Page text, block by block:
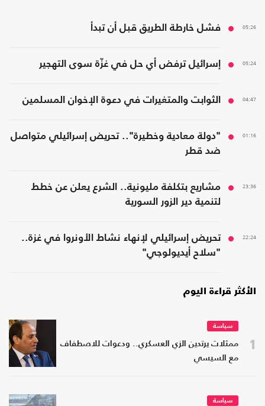
05:26 فشل خارطة الطريق قبل أن تبدأ
05:24 إسرائيل ترفض أي حل في غزّة سوى التهجير
04:47 الثوابت والمتغيرات في دعوة الإخوان المسلمين
01:16
"دولة معادية وخطيرة".. تحريض إسرائيلي متواصل
ضد قطر
23:36
مشاريع بتكلفة مليونية.. الشرع يعلن عن خطط
لتنمية دير الزور السورية
22:24
تحريض إسرائيلي لإنهاء نشاط الأونروا في غزة..
"سلاح أيديولوجي"
الأكثر قراءة اليوم
1
سياسة
ممثلات يرتدين الزي العسكري.. ودعوات للاصطفاف
مع السيسي
سياسة